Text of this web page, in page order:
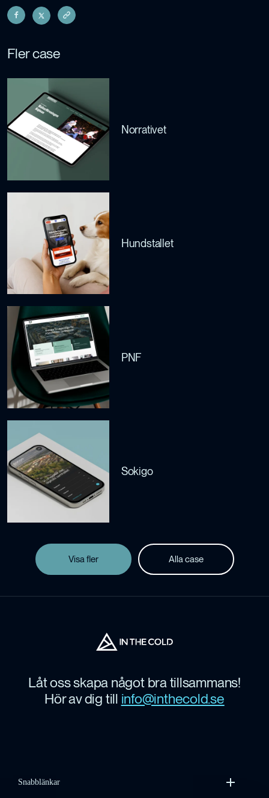
Fler case
Norrativet
Hundstallet
PNF
Sokigo
Visa fler Alla case
Låt oss skapa något bra tillsammans!
Hör av dig till info@inthecold.se
Snabblänkar